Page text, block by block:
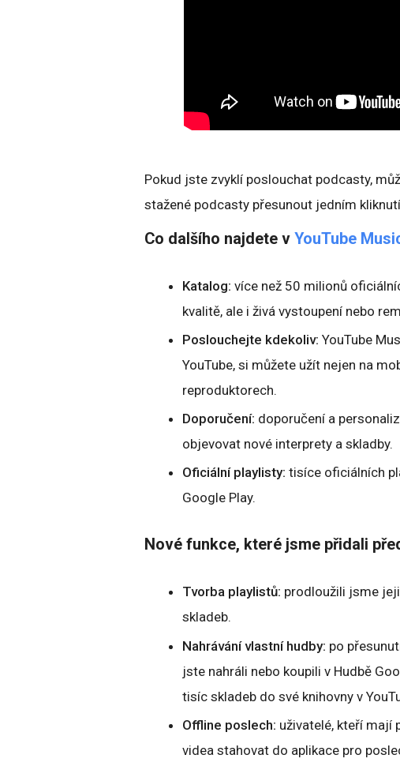
Pokud jste zvyklí poslouchat podcasty,
stažené podcasty přesunout jedním
Co dalšího najdete v YouTube
Katalog: více než 50 milionů
kvalitě, ale i živá vystoupení nebo
Poslouchejte kdekoliv: YouTube
YouTube, si můžete užít nejen na
reproduktorech.
Doporučení: doporučení a
objevovat nové interprety a skladby.
Oficiální playlisty: tisíce oficiálních
Google Play.
Nové funkce, které jsme přidali
Tvorba playlistů: prodloužili jsme
skladeb.
Nahrávání vlastní hudby: po
jste nahráli nebo koupili v Hudbě
tisíc skladeb do své knihovny v
Offline poslech: uživatelé, kteří mají
videa stahovat do aplikace pro